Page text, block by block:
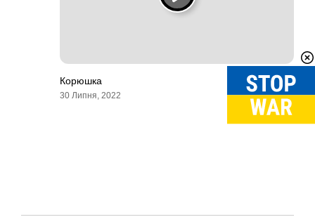
Корюшка
30 Липня, 2022